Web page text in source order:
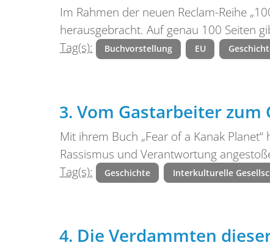
Im Rahmen der neuen Reclam-Reihe
herausgebracht. Auf genau 100 Seiten
Tag(s):
Buchvorstellung EU
Vom Gastarbeiter zum
Mit ihrem Buch „Fear of a Kanak
Rassismus und Verantwortung
Tag(s):
Geschichte Interkulturelle
Die Verdammten